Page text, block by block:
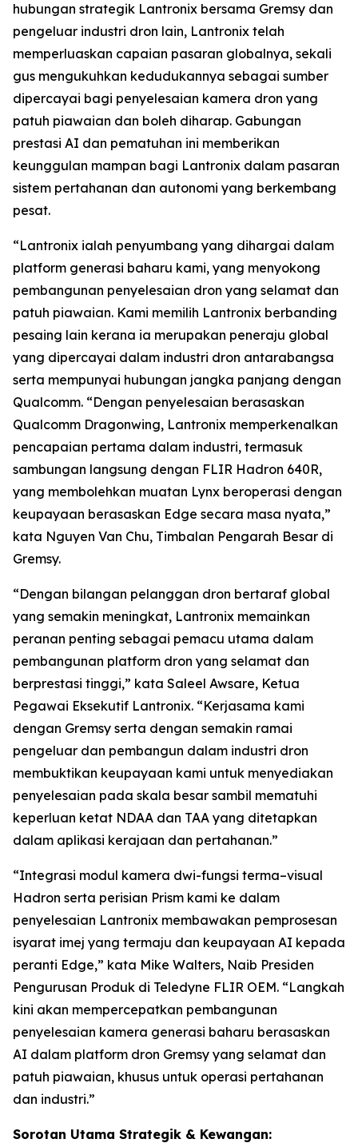
hubungan strategik Lantronix bersama Gremsy dan
pengeluar industri dron lain, Lantronix telah
memperluaskan capaian pasaran globalnya, sekali
gus mengukuhkan kedudukannya sebagai sumber
dipercayai bagi penyelesaian kamera dron yang
patuh piawaian dan boleh diharap. Gabungan
prestasi AI dan pematuhan ini memberikan
keunggulan mampan bagi Lantronix dalam pasaran
sistem pertahanan dan autonomi yang berkembang
pesat.
“Lantronix ialah penyumbang yang dihargai dalam
platform generasi baharu kami, yang menyokong
pembangunan penyelesaian dron yang selamat dan
patuh piawaian. Kami memilih Lantronix berbanding
pesaing lain kerana ia merupakan peneraju global
yang dipercayai dalam industri dron antarabangsa
serta mempunyai hubungan jangka panjang dengan
Qualcomm. “Dengan penyelesaian berasaskan
Qualcomm Dragonwing, Lantronix memperkenalkan
pencapaian pertama dalam industri, termasuk
sambungan langsung dengan FLIR Hadron 640R,
yang membolehkan muatan Lynx beroperasi dengan
keupayaan berasaskan Edge secara masa nyata,”
kata Nguyen Van Chu, Timbalan Pengarah Besar di
Gremsy.
“Dengan bilangan pelanggan dron bertaraf global
yang semakin meningkat, Lantronix memainkan
peranan penting sebagai pemacu utama dalam
pembangunan platform dron yang selamat dan
berprestasi tinggi,” kata Saleel Awsare, Ketua
Pegawai Eksekutif Lantronix. “Kerjasama kami
dengan Gremsy serta dengan semakin ramai
pengeluar dan pembangun dalam industri dron
membuktikan keupayaan kami untuk menyediakan
penyelesaian pada skala besar sambil mematuhi
keperluan ketat NDAA dan TAA yang ditetapkan
dalam aplikasi kerajaan dan pertahanan.”
“Integrasi modul kamera dwi-fungsi terma–visual
Hadron serta perisian Prism kami ke dalam
penyelesaian Lantronix membawakan pemprosesan
isyarat imej yang termaju dan keupayaan AI kepada
peranti Edge,” kata Mike Walters, Naib Presiden
Pengurusan Produk di Teledyne FLIR OEM. “Langkah
kini akan mempercepatkan pembangunan
penyelesaian kamera generasi baharu berasaskan
AI dalam platform dron Gremsy yang selamat dan
patuh piawaian, khusus untuk operasi pertahanan
dan industri.”
Sorotan Utama Strategik & Kewangan: